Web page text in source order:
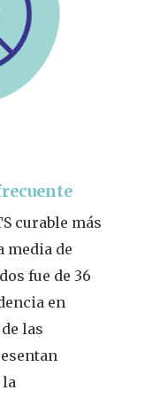
curable más
media de
fue de 36
en
las